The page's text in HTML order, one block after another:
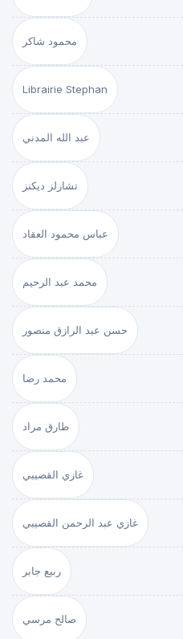
محمود شاكر
Librairie Stephan
عبد الله المدني
تشارلز ديكنز
عباس محمود العقاد
محمد عبد الرحيم
حسن عبد الرازق منصور
محمد رضا
طارق مراد
غازي القصيبي
غازي عبد الرحمن القصيبي
ربيع جابر
صالح مرسي